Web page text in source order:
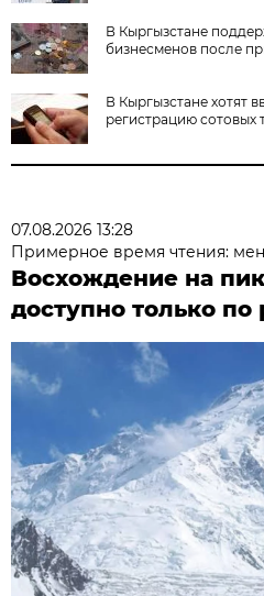
В Кыргызстане
бизнесменов после
В Кыргызстане хотят
регистрацию сотовых
07.08.2026 13:28
Примерное время чтения:
Восхождение на
доступно только